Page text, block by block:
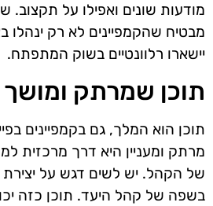
מודעות שונים ואפילו על תקצוב.
מבטיח שהקמפיינים לא רק ינהלו
יישארו רלוונטיים בשוק המתפתח.
תוכן שמרתק ומושך
תוכן הוא המלך, גם בקמפיינים
מרתק ומעניין היא דרך מרכזית
של הקהל. יש לשים דגש על יצירת
בשפה של קהל היעד. תוכן כזה